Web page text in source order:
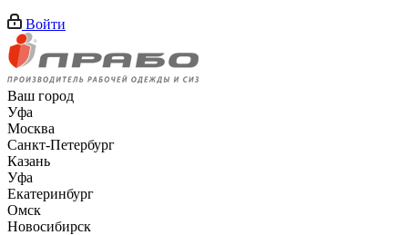
Войти
Ваш город
Уфа
Москва
Санкт-Петербург
Казань
Уфа
Екатеринбург
Омск
Новосибирск